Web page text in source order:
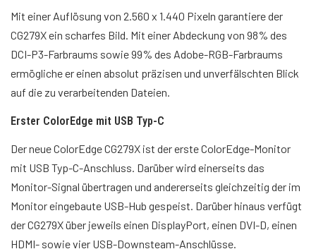
Mit einer Auflösung von 2.560 x 1.440 Pixeln garantiere der
CG279X ein scharfes Bild. Mit einer Abdeckung von 98% des
DCI-P3-Farbraums sowie 99% des Adobe-RGB-Farbraums
ermögliche er einen absolut präzisen und unverfälschten Blick
auf die zu verarbeitenden Dateien.
Erster ColorEdge mit USB Typ-C
Der neue ColorEdge CG279X ist der erste ColorEdge-Monitor
mit USB Typ-C-Anschluss. Darüber wird einerseits das
Monitor-Signal übertragen und andererseits gleichzeitig der im
Monitor eingebaute USB-Hub gespeist. Darüber hinaus verfügt
der CG279X über jeweils einen DisplayPort, einen DVI-D, einen
HDMI- sowie vier USB-Downsteam-Anschlüsse.